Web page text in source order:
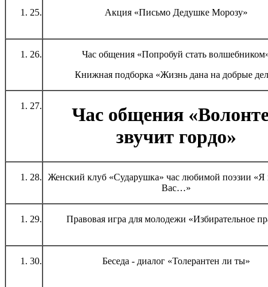
25. Акция «Письмо Дедушке Морозу»
26.
Час общения «Попробуй стать
Книжная подборка «Жизнь дана на добрые
27.
Час общения
звучит гордо»
28.
Женский клуб «Сударушка» час любимой поэзии «Я
Вас…»
29. Правовая игра для молодежи «Избирательное
30. Беседа - диалог «Толерантен ли ты»